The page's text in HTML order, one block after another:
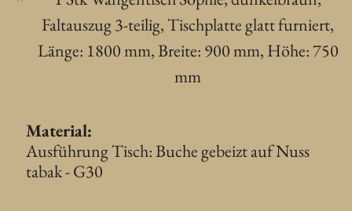
Faltauszug 3-teilig, Tischplatte glatt furniert,
Länge: 1800 mm, Breite: 900 mm, Höhe: 750
mm
Material:
Ausführung Tisch: Buche gebeizt auf Nuss
tabak - G30